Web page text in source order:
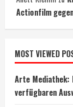
Actionfilm
MOST VIEWED
Arte Mediathek:
verfügbaren